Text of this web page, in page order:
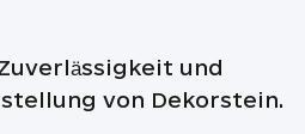
und
von Dekorstein.